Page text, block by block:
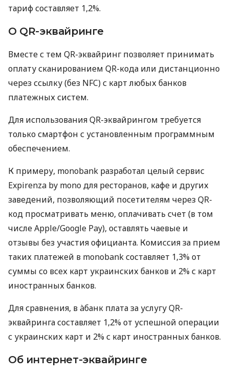
тариф составляет 1,2%.
О QR-эквайринге
Вместе с тем QR-эквайринг позволяет принимать
оплату сканированием QR-кода или дистанционно
через ссылку (без NFC) с карт любых банков
платежных систем.
Для использования QR-эквайрингом требуется
только смартфон с установленным программным
обеспечением.
К примеру, monobank разработал целый сервис
Expirenza by mono для ресторанов, кафе и других
заведений, позволяющий посетителям через QR-
код просматривать меню, оплачивать счет (в том
числе Apple/Google Pay), оставлять чаевые и
отзывы без участия официанта. Комиссия за прием
таких платежей в monobank составляет 1,3% от
суммы со всех карт украинских банков и 2% с карт
иностранных банков.
Для сравнения, в àбанк плата за услугу QR-
эквайринга составляет 1,2% от успешной операции
с украинских карт и 2% с карт иностранных банков.
Об интернет-эквайринге